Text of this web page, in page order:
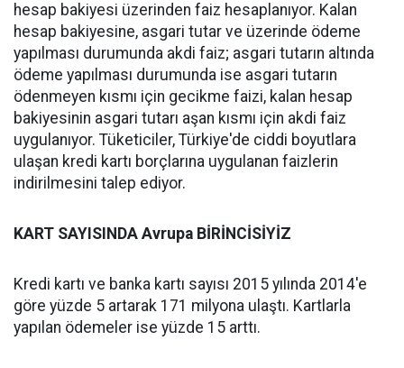
hesap bakiyesi üzerinden faiz hesaplanıyor. Kalan
hesap bakiyesine, asgari tutar ve üzerinde ödeme
yapılması durumunda akdi faiz; asgari tutarın altında
ödeme yapılması durumunda ise asgari tutarın
ödenmeyen kısmı için gecikme faizi, kalan hesap
bakiyesinin asgari tutarı aşan kısmı için akdi faiz
uygulanıyor. Tüketiciler, Türkiye'de ciddi boyutlara
ulaşan kredi kartı borçlarına uygulanan faizlerin
indirilmesini talep ediyor.
KART SAYISINDA Avrupa BİRİNCİSİYİZ
Kredi kartı ve banka kartı sayısı 2015 yılında 2014'e
göre yüzde 5 artarak 171 milyona ulaştı. Kartlarla
yapılan ödemeler ise yüzde 15 arttı.